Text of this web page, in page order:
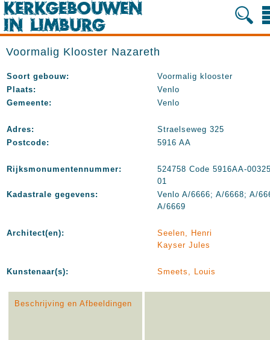
Voormalig Klooster Nazareth
Soort gebouw:
Voormalig klooster
Plaats:
Venlo
Gemeente:
Venlo
Adres:
Straelseweg 325
Postcode:
5916 AA
Rijksmonumentennummer:
524758 Code 5916AA-
01
Kadastrale gegevens:
Venlo A/6666; A/6668; A/
A/6669
Architect(en):
Seelen, Henri
Kayser Jules
Kunstenaar(s): Smeets, Louis
Beschrijving en Afbeeldingen